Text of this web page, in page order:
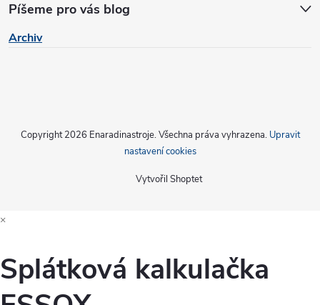
Píšeme pro vás blog
Archiv
Vytvořil Shoptet
Copyright 2026 Enaradinastroje. Všechna práva vyhrazena. Upravit
nastavení cookies
×
Splátková kalkulačka